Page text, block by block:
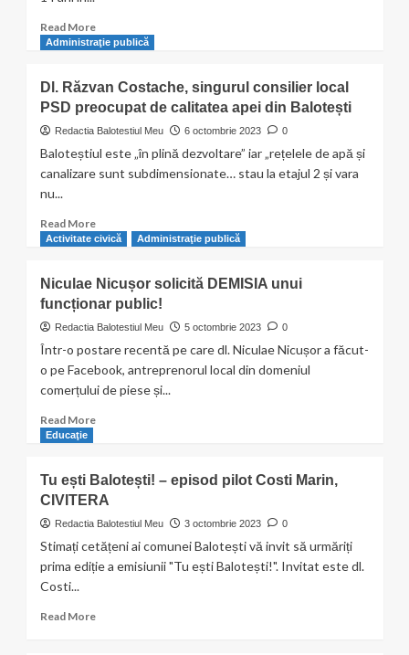
ceartă
pe
rețea
de
Read MoreRead
more
ești
Balotești
–
ep.
–
–
Coordonator
teatru
YuppiE
Administraţie publică
Dl. Răzvan Costache, singurul consilier local
PSD preocupat de calitatea apei din Balotești
Redactia Balotestiul Meu 6 octombrie 2023 0
Baloteștiul este „în plină dezvoltare” iar „rețelele de apă și
canalizare sunt subdimensionate… stau la etajul 2 și vara
nu...
Read MoreRead
more
Răzvan
Costache,
singurul
PSD
preocupat
Balotești
Activitate civică Administraţie publică
Niculae Nicușor solicită DEMISIA unui
funcționar public!
Redactia Balotestiul Meu 5 octombrie 2023 0
Într-o postare recentă pe care dl. Niculae Nicușor a făcut-
o pe Facebook, antreprenorul local din domeniul
comerțului de piese și...
Read MoreRead
Nicușor
solicită
DEMISIA
unui
funcționar
public!
Educaţie
Tu ești Balotești! – episod pilot Costi Marin,
CIVITERA
Redactia Balotestiul Meu 3 octombrie 2023 0
Stimați cetățeni ai comunei Balotești vă invit să urmăriți
prima ediție a emisiunii "Tu ești Balotești!". Invitat este dl.
Costi...
Read MoreRead